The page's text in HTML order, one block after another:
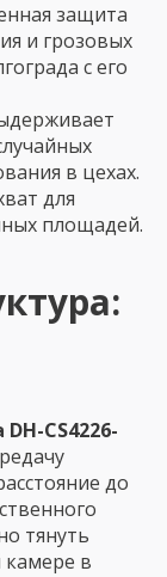
защита
и грозовых
с его
в цехах.
для
площадей.
DH-CS4226-
до
тянуть
в